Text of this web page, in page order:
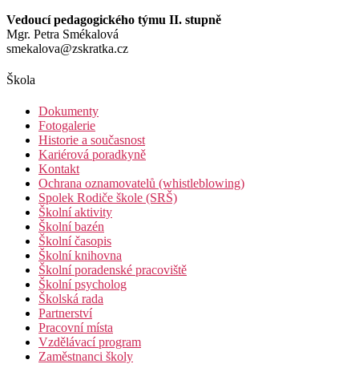
Vedoucí pedagogického týmu II. stupně
Mgr. Petra Smékalová
smekalova@zskratka.cz
Škola
Dokumenty
Fotogalerie
Historie a současnost
Kariérová poradkyně
Kontakt
Ochrana oznamovatelů (whistleblowing)
Spolek Rodiče škole (SRŠ)
Školní aktivity
Školní bazén
Školní časopis
Školní knihovna
Školní poradenské pracoviště
Školní psycholog
Školská rada
Partnerství
Pracovní místa
Vzdělávací program
Zaměstnanci školy